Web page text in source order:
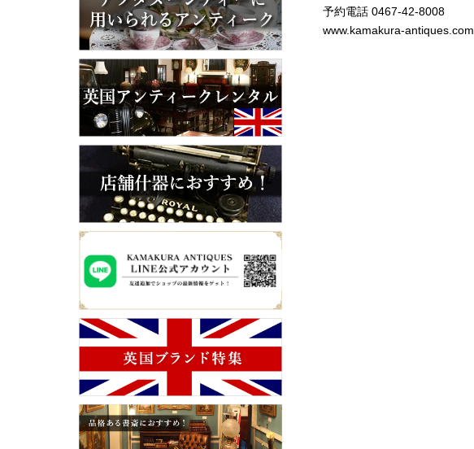
予約電話 0467-42-8008
www.kamakura-antiques.com